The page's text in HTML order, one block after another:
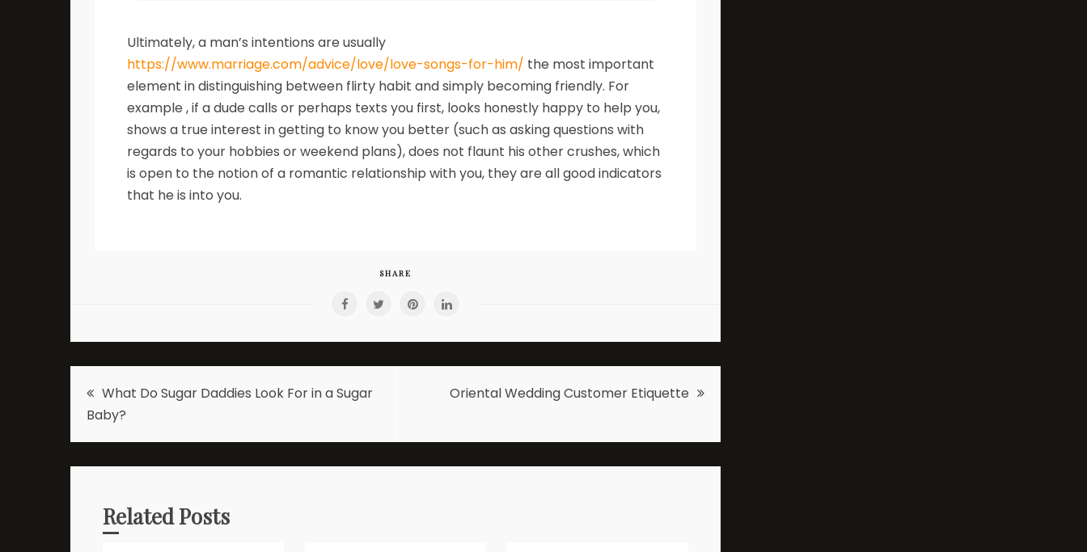
Ultimately, a man’s intentions are usually
https://www.marriage.com/advice/love/love-songs-for-him/ the most important
element in distinguishing between flirty habit and simply becoming friendly. For
example , if a dude calls or perhaps texts you first, looks honestly happy to help you,
shows a true interest in getting to know you better (such as asking questions with
regards to your hobbies or weekend plans), does not flaunt his other crushes, which
is open to the notion of a romantic relationship with you, they are all good indicators
that he is into you.
SHARE
Post
navigation
What Do Sugar Daddies Look For in a Sugar
Baby?
Oriental Wedding Customer Etiquette
Related Posts